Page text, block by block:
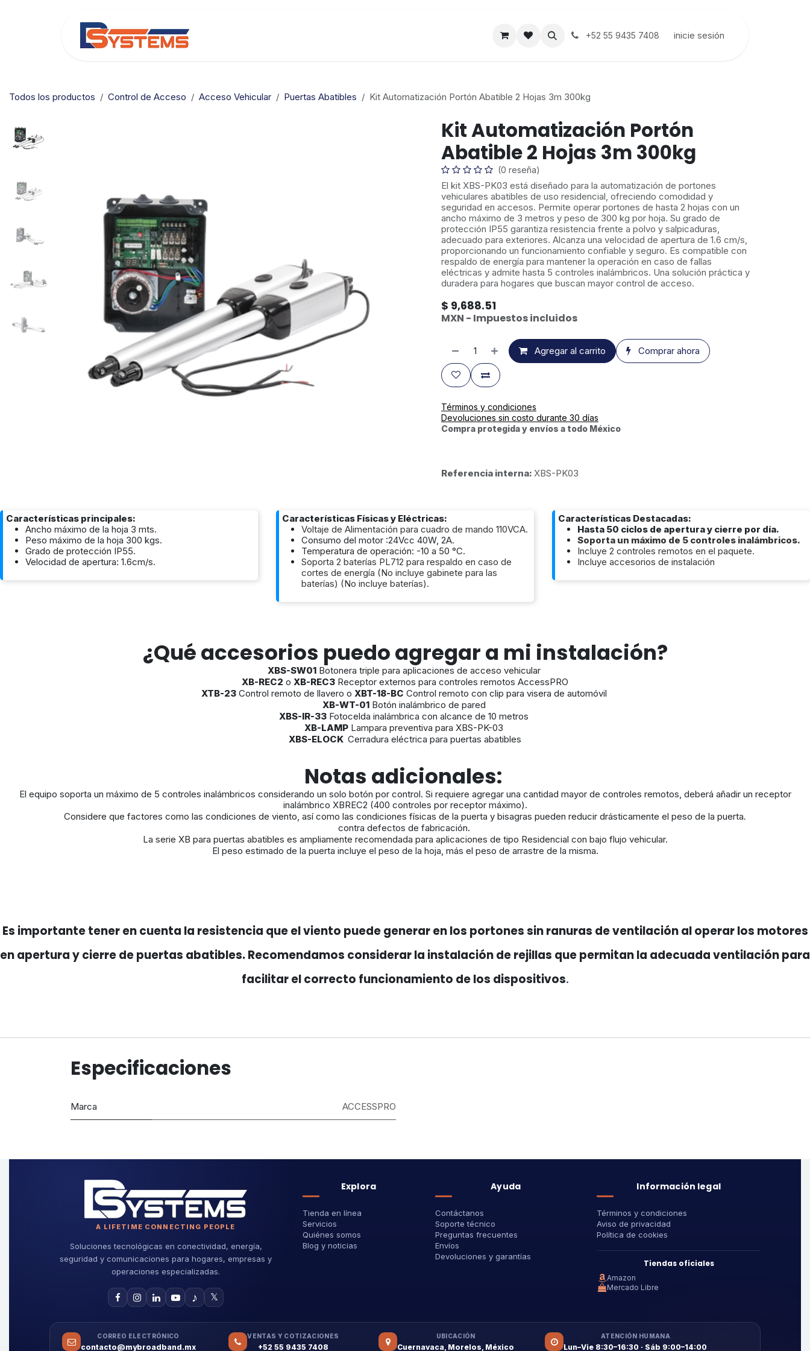
+52 55 9435 7408 inicie sesión
Todos los productos Control de Acceso Acceso Vehicular Puertas Abatibles Kit Automatización Portón Abatible 2 Hojas 3m 300kg
Kit Automatización Portón
Abatible 2 Hojas 3m 300kg
(0 reseña)
El kit XBS-PK03 está diseñado para la automatización de portones
vehiculares abatibles de uso residencial, ofreciendo comodidad y
seguridad en accesos. Permite operar portones de hasta 2 hojas con un
ancho máximo de 3 metros y peso de 300 kg por hoja. Su grado de
protección IP55 garantiza resistencia frente a polvo y salpicaduras,
adecuado para exteriores. Alcanza una velocidad de apertura de 1.6 cm/s,
proporcionando un funcionamiento confiable y seguro. Es compatible con
respaldo de energía para mantener la operación en caso de fallas
eléctricas y admite hasta 5 controles inalámbricos. Una solución práctica y
duradera para hogares que buscan mayor control de acceso.
$ 9,688.51
MXN - Impuestos incluidos
Agregar al carrito Comprar ahora
Términos y condiciones
Devoluciones sin costo durante 30 días
Compra protegida y envíos a todo México
Referencia interna: XBS-PK03
Características principales:
Ancho máximo de la hoja 3 mts.
Peso máximo de la hoja 300 kgs.
Grado de protección IP55.
Velocidad de apertura: 1.6cm/s.
Características Físicas y Eléctricas:
Voltaje de Alimentación para cuadro de mando 110VCA.
Consumo del motor :24Vcc 40W, 2A.
Temperatura de operación: -10 a 50 °C.
Soporta 2 baterías PL712 para respaldo en caso de
cortes de energía (No incluye gabinete para las
baterías) (No incluye baterías).
Características Destacadas:
Hasta 50 ciclos de apertura y cierre por día.
Soporta un máximo de 5 controles inalámbricos.
Incluye 2 controles remotos en el paquete.
Incluye accesorios de instalación
¿Qué accesorios puedo agregar a mi instalación?
XBS-SW01Botonera triple para aplicaciones de acceso vehicular
XB-REC2 o XB-REC3 Receptor externos para controles remotos AccessPRO
XTB-23Control remoto de llavero o XBT-18-BC Control remoto con clip para visera de automóvil
XB-WT-01Botón inalámbrico de pared
XBS-IR-33 Fotocelda inalámbrica con alcance de 10 metros
XB-LAMP Lampara preventiva para XBS-PK-03
XBS-ELOCK Cerradura eléctrica para puertas abatibles
Notas adicionales:
El equipo soporta un máximo de 5 controles inalámbricos considerando un solo botón por control. Si requiere agregar una cantidad mayor de controles remotos, deberá añadir un receptor
inalámbrico XBREC2 (400 controles por receptor máximo).
Considere que factores como las condiciones de viento, así como las condiciones físicas de la puerta y bisagras pueden reducir drásticamente el peso de la puerta.
contra defectos de fabricación.
La serie XB para puertas abatibles es ampliamente recomendada para aplicaciones de tipo Residencial con bajo flujo vehicular.
El peso estimado de la puerta incluye el peso de la hoja, más el peso de arrastre de la misma.
Es importante tener en cuenta la resistencia que el viento puede generar en los portones sin ranuras de ventilación al operar los motores
en apertura y cierre de puertas abatibles. Recomendamos considerar la instalación de rejillas que permitan la adecuada ventilación para
facilitar el correcto funcionamiento de los dispositivos.
Especificaciones
Marca ACCESSPRO
A LIFETIME CONNECTING PEOPLE
Soluciones tecnológicas en conectividad, energía,
seguridad y comunicaciones para hogares, empresas y
operaciones especializadas.
♪ 𝕏
Explora
Tienda en línea
Servicios
Quiénes somos
Blog y noticias
Ayuda
Contáctanos
Soporte técnico
Preguntas frecuentes
Envíos
Devoluciones y garantías
Información legal
Términos y condiciones
Aviso de privacidad
Política de cookies
Tiendas oficiales
Amazon
Mercado Libre
CORREO ELECTRÓNICO
contacto@mybroadband.mx
VENTAS Y COTIZACIONES
+52 55 9435 7408
UBICACIÓN
Cuernavaca, Morelos, México
ATENCIÓN HUMANA
Lun–Vie 8:30–16:30 · Sáb 9:00–14:00